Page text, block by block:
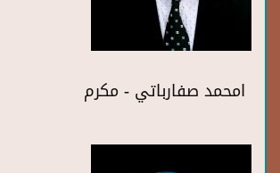
امحمد صفارباتي - مكرم